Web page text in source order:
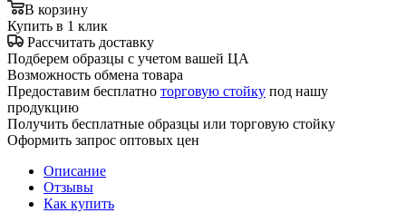
В корзину
Купить в 1 клик
Рассчитать доставку
Подберем образцы с учетом вашей ЦА
Возможность обмена товара
Предоставим бесплатно торговую стойку под нашу
продукцию
Получить бесплатные образцы или торговую стойку
Оформить запрос оптовых цен
Описание
Отзывы
Как купить